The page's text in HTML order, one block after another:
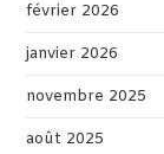
février 2026
janvier 2026
novembre 2025
août 2025